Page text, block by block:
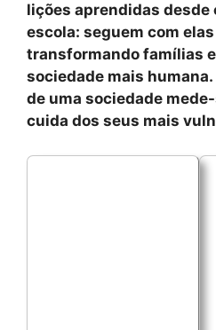
lições aprendidas desde
escola: seguem com
transformando famílias
sociedade mais humana.
de uma sociedade
cuida dos seus mais